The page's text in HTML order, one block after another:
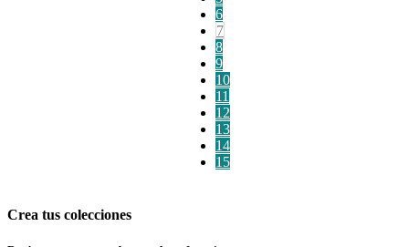
6
7
8
9
10
11
12
13
14
15
Crea tus colecciones